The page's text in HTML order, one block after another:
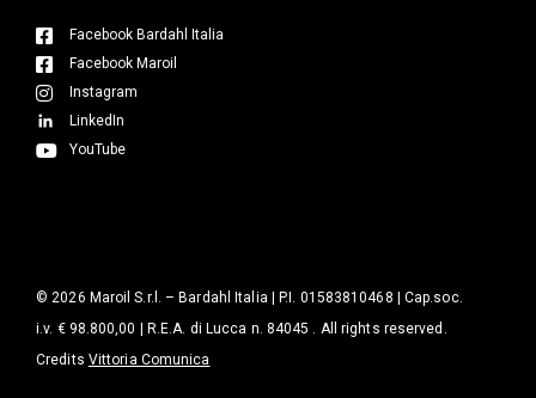
Facebook Bardahl Italia
Facebook Maroil
Instagram
LinkedIn
YouTube
© 2026 Maroil S.r.l. – Bardahl Italia | P.I. 01583810468 | Cap.soc.
i.v. € 98.800,00 | R.E.A. di Lucca n. 84045 . All rights reserved.
Credits Vittoria Comunica